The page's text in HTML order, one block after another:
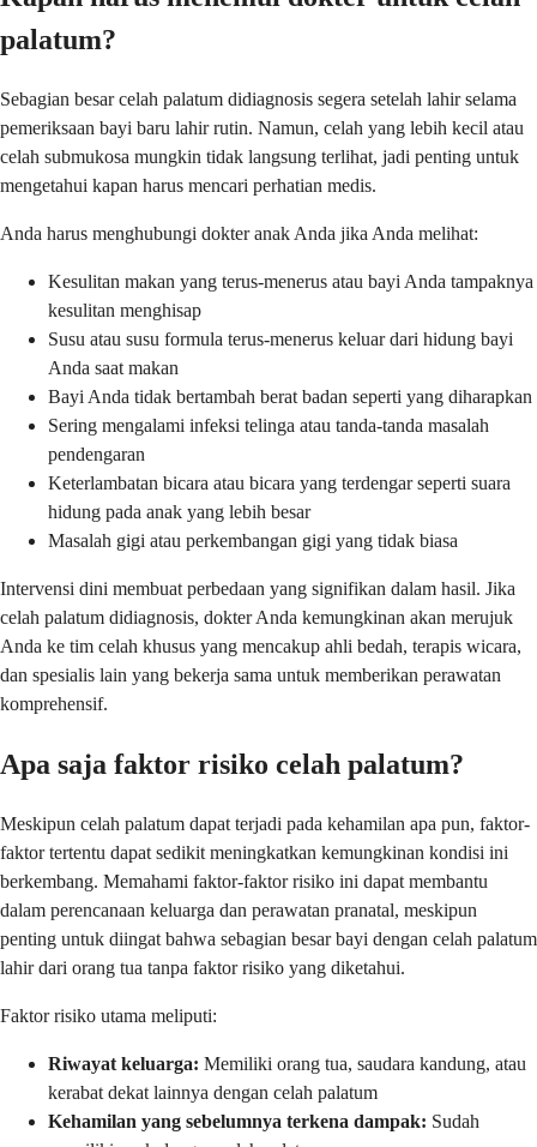
palatum?
Sebagian besar celah palatum didiagnosis segera setelah lahir selama
pemeriksaan bayi baru lahir rutin. Namun, celah yang lebih kecil atau
celah submukosa mungkin tidak langsung terlihat, jadi penting untuk
mengetahui kapan harus mencari perhatian medis.
Anda harus menghubungi dokter anak Anda jika Anda melihat:
Kesulitan makan yang terus-menerus atau bayi Anda tampaknya
kesulitan menghisap
Susu atau susu formula terus-menerus keluar dari hidung bayi
Anda saat makan
Bayi Anda tidak bertambah berat badan seperti yang diharapkan
Sering mengalami infeksi telinga atau tanda-tanda masalah
pendengaran
Keterlambatan bicara atau bicara yang terdengar seperti suara
hidung pada anak yang lebih besar
Masalah gigi atau perkembangan gigi yang tidak biasa
Intervensi dini membuat perbedaan yang signifikan dalam hasil. Jika
celah palatum didiagnosis, dokter Anda kemungkinan akan merujuk
Anda ke tim celah khusus yang mencakup ahli bedah, terapis wicara,
dan spesialis lain yang bekerja sama untuk memberikan perawatan
komprehensif.
Apa saja faktor risiko celah palatum?
Meskipun celah palatum dapat terjadi pada kehamilan apa pun, faktor-
faktor tertentu dapat sedikit meningkatkan kemungkinan kondisi ini
berkembang. Memahami faktor-faktor risiko ini dapat membantu
dalam perencanaan keluarga dan perawatan pranatal, meskipun
penting untuk diingat bahwa sebagian besar bayi dengan celah palatum
lahir dari orang tua tanpa faktor risiko yang diketahui.
Faktor risiko utama meliputi:
Riwayat keluarga: Memiliki orang tua, saudara kandung, atau
kerabat dekat lainnya dengan celah palatum
Kehamilan yang sebelumnya terkena dampak: Sudah